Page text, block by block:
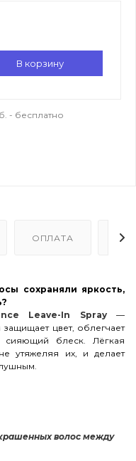
В корзину
- бесплатно
ОПЛАТА
сохраняли яркость,
Leave-In Spray—
цвет, облегчает
сияющий блеск. Лёгкая
утяжеляя их, и делает
волос между